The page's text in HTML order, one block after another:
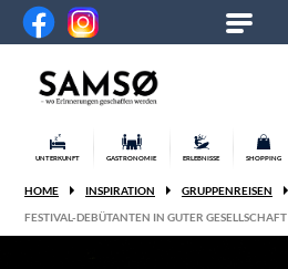
UNTERKUNFT GASTRONOMIE ERLEBNISSE SHOPPING
HOME INSPIRATION
GRUPPENREISEN
FESTIVAL-DEBÜTANTEN IN GUTER GESELLSCHAFT